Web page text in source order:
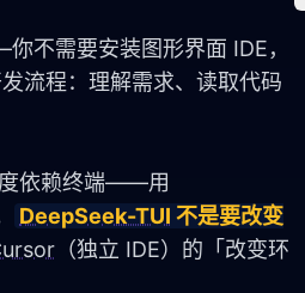
不需要安装图形界面 IDE，
流程：理解需求、读取代码
度依赖终端——用
DeepSeek-TUI 不是要改变
（独立 IDE）的「改变环